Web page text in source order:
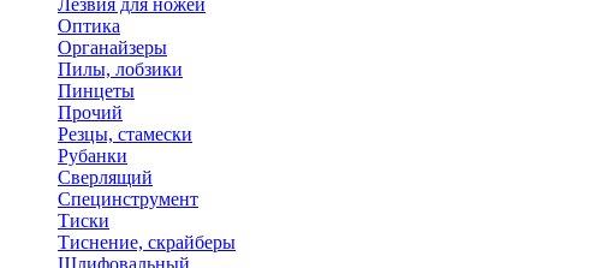
Лезвия для ножей
Оптика
Органайзеры
Пилы, лобзики
Пинцеты
Прочий
Резцы, стамески
Рубанки
Сверлящий
Специнструмент
Тиски
Тиснение, скрайберы
Шлифовальный